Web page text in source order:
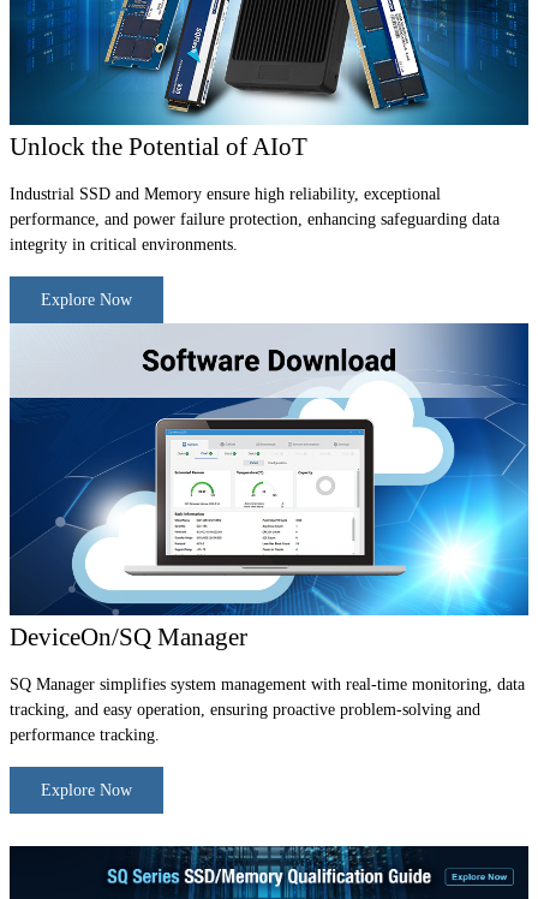
Unlock the Potential of AIoT
Industrial SSD and Memory ensure high reliability, exceptional
performance, and power failure protection, enhancing safeguarding data
integrity in critical environments.
Explore Now
DeviceOn/SQ Manager
SQ Manager simplifies system management with real-time monitoring, data
tracking, and easy operation, ensuring proactive problem-solving and
performance tracking.
Explore Now